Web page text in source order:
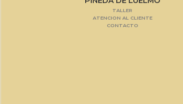
TALLER
ATENCION AL CLIENTE
CONTACTO